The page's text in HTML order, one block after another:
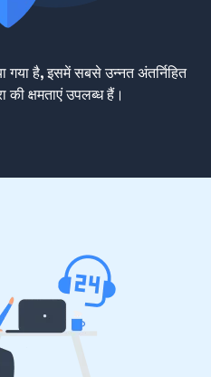
है, इसमें सबसे उन्नत अंतर्निहित
की क्षमताएं उपलब्ध हैं।